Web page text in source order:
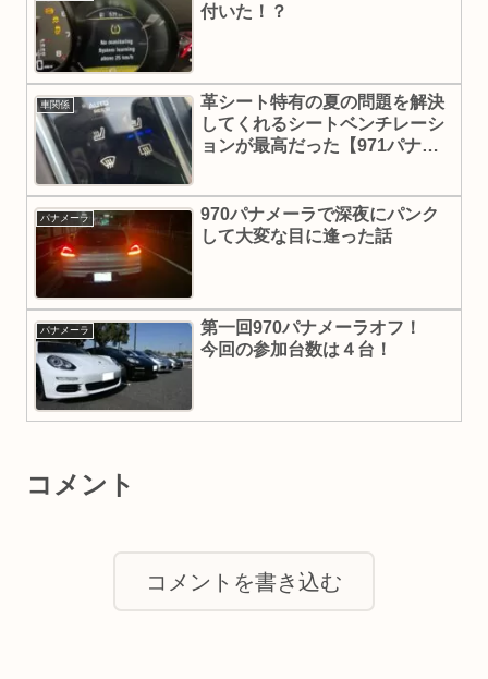
付いた！？
車関係
革シート特有の夏の問題を解決
してくれるシートベンチレーシ
ョンが最高だった【971パナメ
パナメーラ
970パナメーラで深夜にパンク
して大変な目に逢った話
パナメーラ
第一回970パナメーラオフ！
今回の参加台数は４台！
コメント
コメントを書き込む